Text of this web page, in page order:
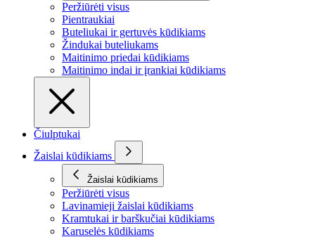
Peržiūrėti visus
Pientraukiai
Buteliukai ir gertuvės kūdikiams
Žindukai buteliukams
Maitinimo priedai kūdikiams
Maitinimo indai ir įrankiai kūdikiams
Čiulptukai
Žaislai kūdikiams
Žaislai kūdikiams
Peržiūrėti visus
Lavinamieji žaislai kūdikiams
Kramtukai ir barškučiai kūdikiams
Karuselės kūdikiams